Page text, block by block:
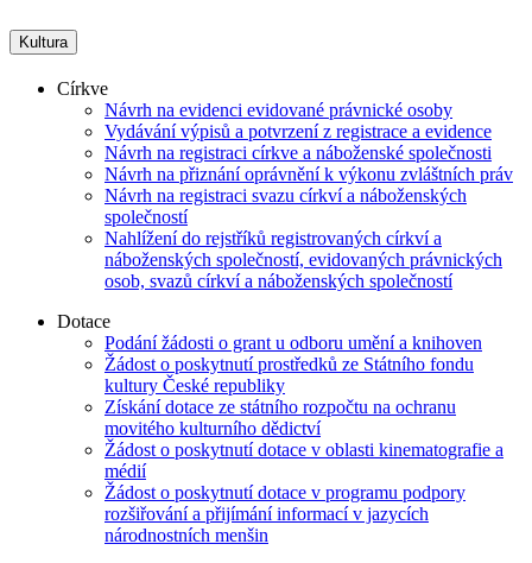
Kultura
Církve
Návrh na evidenci evidované právnické osoby
Vydávání výpisů a potvrzení z registrace a evidence
Návrh na registraci církve a náboženské společnosti
Návrh na přiznání oprávnění k výkonu zvláštních práv
Návrh na registraci svazu církví a náboženských
společností
Nahlížení do rejstříků registrovaných církví a
náboženských společností, evidovaných právnických
osob, svazů církví a náboženských společností
Dotace
Podání žádosti o grant u odboru umění a knihoven
Žádost o poskytnutí prostředků ze Státního fondu
kultury České republiky
Získání dotace ze státního rozpočtu na ochranu
movitého kulturního dědictví
Žádost o poskytnutí dotace v oblasti kinematografie a
médií
Žádost o poskytnutí dotace v programu podpory
rozšiřování a přijímání informací v jazycích
národnostních menšin